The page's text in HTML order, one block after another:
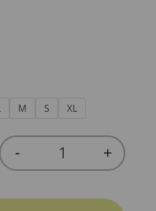
M S XL
Quantity
- +